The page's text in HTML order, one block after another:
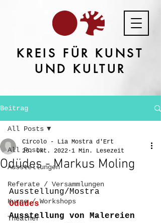
KREIS FÜR KUNST
UND KULTUR
Beitrag
All Posts
Ausstellungen
Referate / Versammlungen
Kurse / Workshops
Theather
All Posts
Odüdes - Markus Moling
Circolo - Lia Mostra d'Ert
26. Okt. 2022 1 Min. Lesezeit
Ausstellung/Mostra
Odüdes
Ausstellung von Malereien